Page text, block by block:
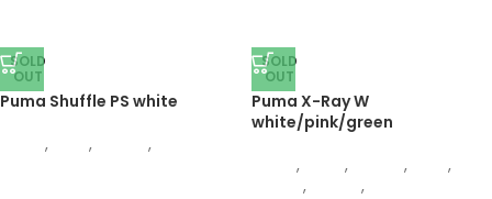
SOLD
OUT
Puma Shuffle PS white
, , ,
SOLD
OUT
Puma X-Ray W
white/pink/green
, , ,
,
, ,